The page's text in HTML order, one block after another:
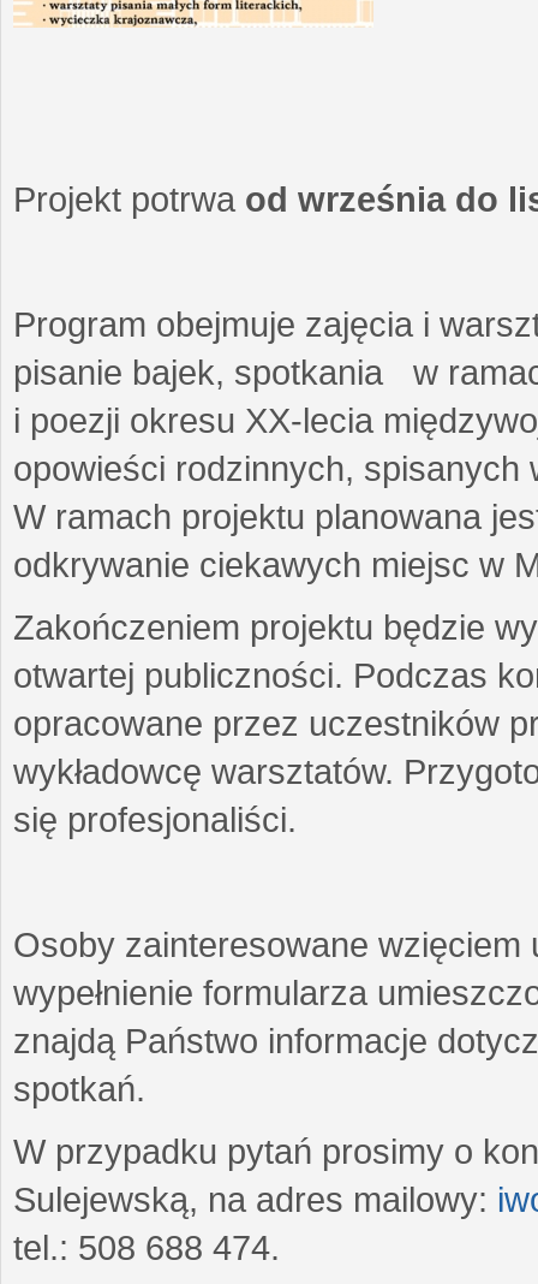
Projekt potrwa od września do
Program obejmuje zajęcia i
pisanie bajek, spotkania w
i poezji okresu XX-lecia
opowieści rodzinnych,
W ramach projektu planowana
odkrywanie ciekawych miejsc w
Zakończeniem projektu będzie
otwartej publiczności. Podczas
opracowane przez uczestników
wykładowcę warsztatów.
się profesjonaliści.
Osoby zainteresowane wzięciem
wypełnienie formularza
znajdą Państwo informacje
spotkań.
W przypadku pytań prosimy o
Sulejewską, na adres mailowy:
tel.: 508 688 474.